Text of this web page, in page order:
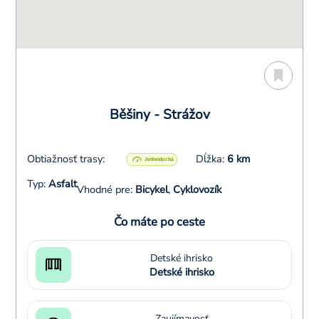
Běšiny - Strážov
Obtiažnosť trasy: Dĺžka: 6 km
Typ: AsfaltVhodné pre: Bicykel, Cyklovozík
Čo máte po ceste
Detské ihrisko
Detské ihrisko